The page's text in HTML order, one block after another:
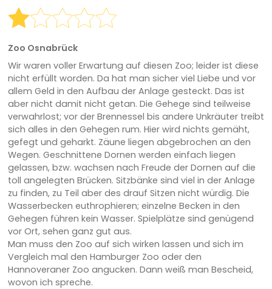
Zoo Osnabrück
Wir waren voller Erwartung auf diesen Zoo; leider ist diese
nicht erfüllt worden. Da hat man sicher viel Liebe und vor
allem Geld in den Aufbau der Anlage gesteckt. Das ist
aber nicht damit nicht getan. Die Gehege sind teilweise
verwahrlost; vor der Brennessel bis andere Unkräuter treibt
sich alles in den Gehegen rum. Hier wird nichts gemäht,
gefegt und geharkt. Zäune liegen abgebrochen an den
Wegen. Geschnittene Dornen werden einfach liegen
gelassen, bzw. wachsen nach Freude der Dornen auf die
toll angelegten Brücken. Sitzbänke sind viel in der Anlage
zu finden, zu Teil aber des drauf Sitzen nicht würdig. Die
Wasserbecken euthrophieren; einzelne Becken in den
Gehegen führen kein Wasser. Spielplätze sind genügend
vor Ort, sehen ganz gut aus.
Man muss den Zoo auf sich wirken lassen und sich im
Vergleich mal den Hamburger Zoo oder den
Hannoveraner Zoo angucken. Dann weiß man Bescheid,
wovon ich spreche.